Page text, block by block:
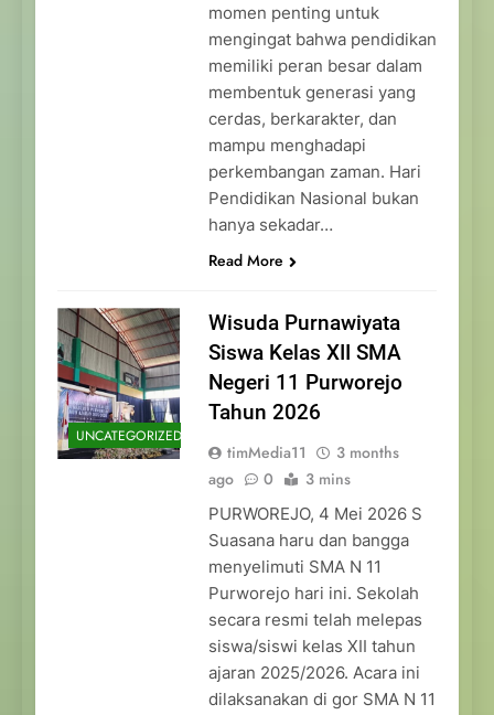
momen penting untuk
mengingat bahwa pendidikan
memiliki peran besar dalam
membentuk generasi yang
cerdas, berkarakter, dan
mampu menghadapi
perkembangan zaman. Hari
Pendidikan Nasional bukan
hanya sekadar…
Read More
UNCATEGORIZED
Wisuda Purnawiyata
Siswa Kelas XII SMA
Negeri 11 Purworejo
Tahun 2026
timMedia11
3 months
ago
0 3 mins
PURWOREJO, 4 Mei 2026 S
Suasana haru dan bangga
menyelimuti SMA N 11
Purworejo hari ini. Sekolah
secara resmi telah melepas
siswa/siswi kelas XII tahun
ajaran 2025/2026. Acara ini
dilaksanakan di gor SMA N 11